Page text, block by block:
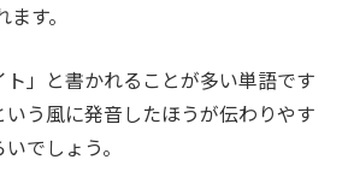
す。
」と書かれることが多い単語です
う風に発音したほうが伝わりやす
でしょう。